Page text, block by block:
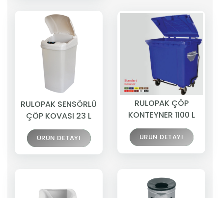
RULOPAK SENSÖRLÜ
ÇÖP KOVASI 23 L
ÜRÜN DETAYI
RULOPAK ÇÖP
KONTEYNER 1100 L
ÜRÜN DETAYI